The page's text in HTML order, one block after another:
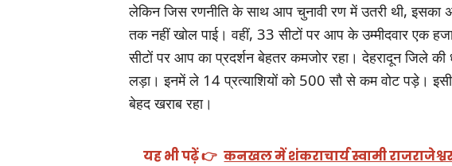
लेकिन जिस रणनीति के साथ आप चुनावी रण में उतरी थी, इसका
तक नहीं खोल पाई। वहीं, 33 सीटों पर आप के उम्मीदवार एक
सीटों पर आप का प्रदर्शन बेहतर कमजोर रहा। देहरादून जिले की
लड़ा। इनमें ले 14 प्रत्याशियों को 500 सौ से कम वोट पड़े। इसी
बेहद खराब रहा।
यह भी पढ़ें 👉 कनखल में शंकराचार्य स्वामी